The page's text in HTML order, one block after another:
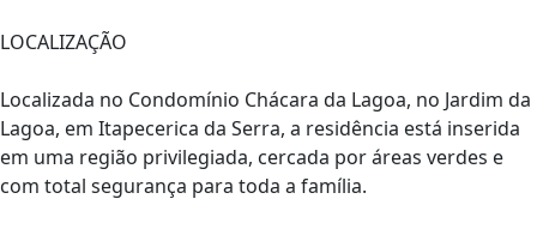
LOCALIZAÇÃO
Localizada no Condomínio Chácara da Lagoa, no Jardim da
Lagoa, em Itapecerica da Serra, a residência está inserida
em uma região privilegiada, cercada por áreas verdes e
com total segurança para toda a família.